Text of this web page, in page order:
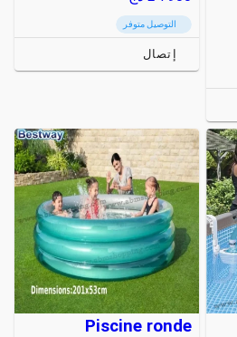
التوصيل متوفر
إتصال
Piscine ronde